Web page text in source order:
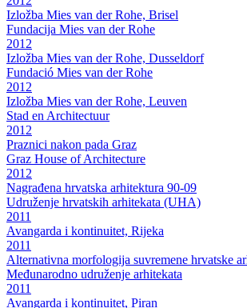
Izložba Mies van der Rohe, Brisel
Fundacija Mies van der Rohe
2012
Izložba Mies van der Rohe, Dusseldorf
Fundació Mies van der Rohe
2012
Izložba Mies van der Rohe, Leuven
Stad en Architectuur
2012
Praznici nakon pada Graz
Graz House of Architecture
2012
Nagrađena hrvatska arhitektura 90-09
Udruženje hrvatskih arhitekata (UHA)
2011
Avangarda i kontinuitet, Rijeka
2011
Alternativna morfologija suvremene hrvatske
Međunarodno udruženje arhitekata
2011
Avangarda i kontinuitet, Piran